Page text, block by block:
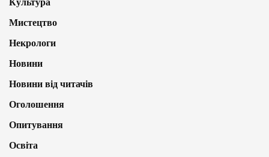
Культура
Мистецтво
Некрологи
Новини
Новини від читачів
Оголошення
Опитування
Освіта